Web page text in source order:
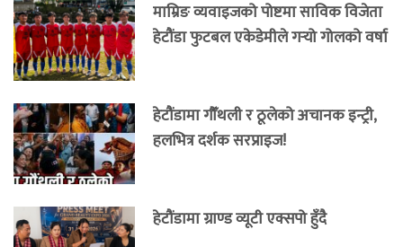
माम्रिङ व्यवाइजको पोष्टमा साविक विजेता
हेटौंडा फुटबल एकेडेमीले गर्‍यो गोलको वर्षा
हेटौंडामा गौँथली र ठूलेको अचानक इन्ट्री,
हलभित्र दर्शक सरप्राइज!
हेटौंडामा ग्राण्ड व्यूटी एक्सपो हुँदै